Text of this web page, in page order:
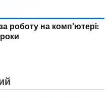
роботу на комп’ютері: